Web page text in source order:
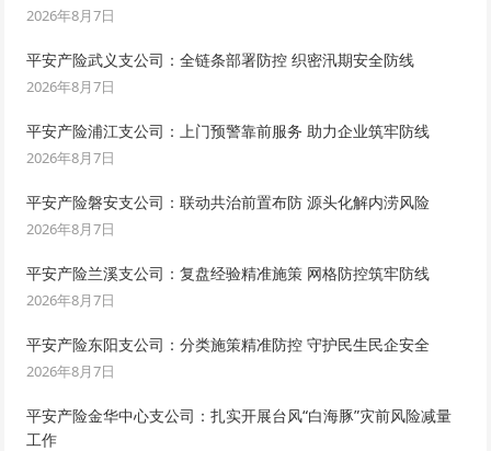
2026年8月7日
平安产险武义支公司：全链条部署防控 织密汛期安全防线
2026年8月7日
平安产险浦江支公司：上门预警靠前服务 助力企业筑牢防线
2026年8月7日
平安产险磐安支公司：联动共治前置布防 源头化解内涝风险
2026年8月7日
平安产险兰溪支公司：复盘经验精准施策 网格防控筑牢防线
2026年8月7日
平安产险东阳支公司：分类施策精准防控 守护民生民企安全
2026年8月7日
平安产险金华中心支公司：扎实开展台风“白海豚”灾前风险减量
工作